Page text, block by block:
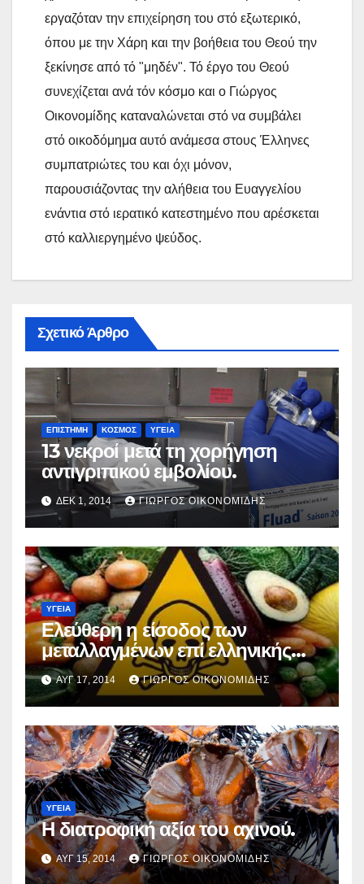
εργαζόταν την επιχείρηση του στό εξωτερικό,
όπου με την Χάρη και την βοήθεια του Θεού την
ξεκίνησε από τό "μηδέν". Τό έργο του Θεού
συνεχίζεται ανά τόν κόσμο και ο Γιώργος
Οικονομίδης καταναλώνεται στό να συμβάλει
στό οικοδόμημα αυτό ανάμεσα στους Έλληνες
συμπατριώτες του και όχι μόνον,
παρουσιάζοντας την αλήθεια του Ευαγγελίου
ενάντια στό ιερατικό κατεστημένο που αρέσκεται
στό καλλιεργημένο ψεύδος.
Σχετικό Άρθρο
ΕΠΙΣΤΗΜΗ ΚΟΣΜΟΣ ΥΓΕΙΑ
13 νεκροί μετά τη χορήγηση
αντιγριπικού εμβολίου.
ΔΕΚ 1, 2014 ΓΙΏΡΓΟΣ ΟΙΚΟΝΟΜΊΔΗΣ
ΥΓΕΙΑ
Ελεύθερη η είσοδος των
μεταλλαγμένων επί ελληνικής
προεδρείας.
ΑΥΓ 17, 2014 ΓΙΏΡΓΟΣ ΟΙΚΟΝΟΜΊΔΗΣ
ΥΓΕΙΑ
Η διατροφική αξία του αχινού.
ΑΥΓ 15, 2014 ΓΙΏΡΓΟΣ ΟΙΚΟΝΟΜΊΔΗΣ